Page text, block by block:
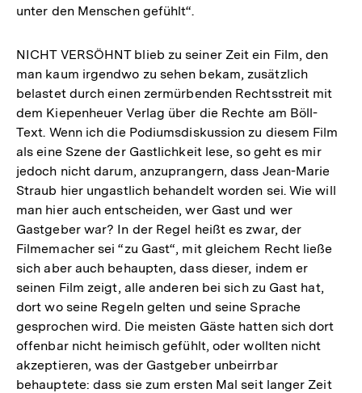
unter den Menschen gefühlt“.
NICHT VERSÖHNT blieb zu seiner Zeit ein Film, den
man kaum irgendwo zu sehen bekam, zusätzlich
belastet durch einen zermürbenden Rechtsstreit mit
dem Kiepenheuer Verlag über die Rechte am Böll-
Text. Wenn ich die Podiumsdiskussion zu diesem Film
als eine Szene der Gastlichkeit lese, so geht es mir
jedoch nicht darum, anzuprangern, dass Jean-Marie
Straub hier ungastlich behandelt worden sei. Wie will
man hier auch entscheiden, wer Gast und wer
Gastgeber war? In der Regel heißt es zwar, der
Filmemacher sei “zu Gast“, mit gleichem Recht ließe
sich aber auch behaupten, dass dieser, indem er
seinen Film zeigt, alle anderen bei sich zu Gast hat,
dort wo seine Regeln gelten und seine Sprache
gesprochen wird. Die meisten Gäste hatten sich dort
offenbar nicht heimisch gefühlt, oder wollten nicht
akzeptieren, was der Gastgeber unbeirrbar
behauptete: dass sie zum ersten Mal seit langer Zeit